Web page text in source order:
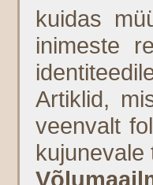
kuidas
inimeste
Artiklid,
veenvalt
kujunevale